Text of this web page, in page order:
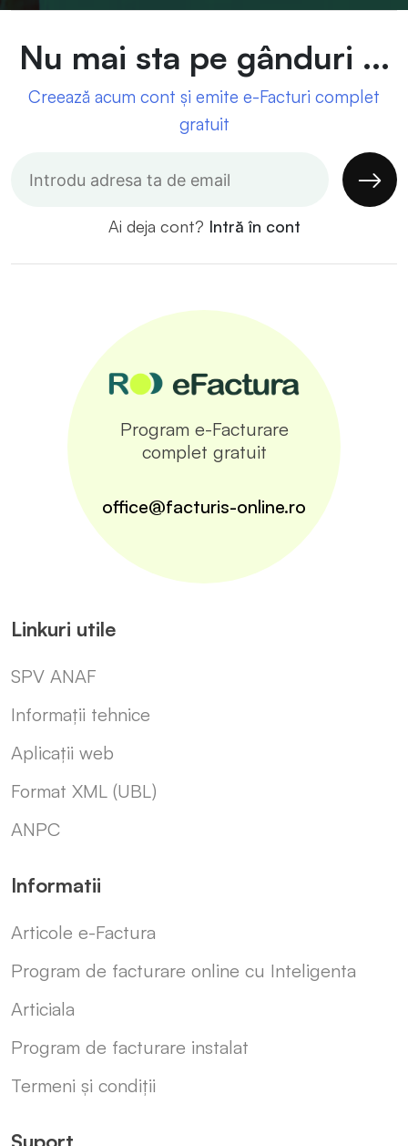
Nu mai sta pe gânduri ...
Creează acum cont și emite e-Facturi complet
gratuit
Ai deja cont? Intră în cont
Program e-Facturare
complet gratuit
office@facturis-online.ro
Linkuri utile
SPV ANAF
Informații tehnice
Aplicații web
Format XML (UBL)
ANPC
Informatii
Articole e-Factura
Program de facturare online cu Inteligenta
Articiala
Program de facturare instalat
Termeni și condiții